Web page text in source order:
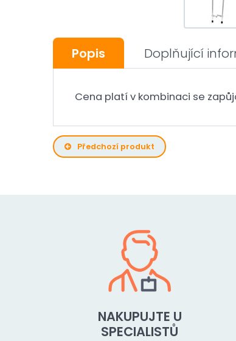
Popis Doplňující
Cena platí v kombinaci se
Předchozí produkt
NAKUPUJTE U
SPECIALISTŮ